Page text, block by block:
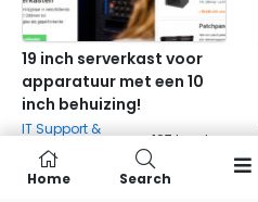
19 inch serverkast voor
apparatuur met een 10
inch behuizing!
IT Support &
Systeembeheer
197 keer bekeken
Home Search